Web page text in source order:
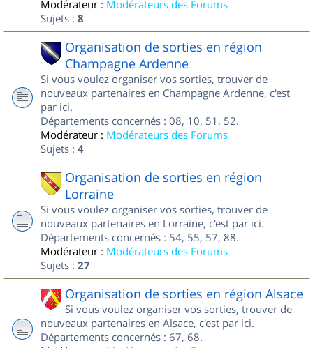
Modérateur : Modérateurs des Forums
Sujets : 8
Organisation de sorties en région
Champagne Ardenne
Si vous voulez organiser vos sorties, trouver de
nouveaux partenaires en Champagne Ardenne, c'est
par ici.
Départements concernés : 08, 10, 51, 52.
Modérateur : Modérateurs des Forums
Sujets : 4
Organisation de sorties en région
Lorraine
Si vous voulez organiser vos sorties, trouver de
nouveaux partenaires en Lorraine, c'est par ici.
Départements concernés : 54, 55, 57, 88.
Modérateur : Modérateurs des Forums
Sujets : 27
Organisation de sorties en région Alsace
Si vous voulez organiser vos sorties, trouver de
nouveaux partenaires en Alsace, c'est par ici.
Départements concernés : 67, 68.